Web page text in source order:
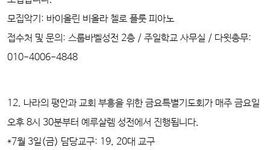
모집악기: 바이올린 비올라 첼로 플룻 피아노
접수처 및 문의: 스룹바벨성전 2층 / 주일학교 사무실 / 다윗총무:
010-4006-4848
12. 나라의 평안과 교회 부흥을 위한 금요특별기도회가 매주 금요일
오후 8시 30분부터 예루살렘 성전에서 진행됩니다.
*7월 3일(금) 담당교구: 19, 20대 교구